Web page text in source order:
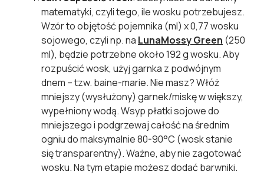
matematyki, czyli tego, ile wosku potrzebujesz.
Wzór to objętość pojemnika (ml) x 0,77 wosku
sojowego, czyli np. na LunaMossy Green (250
ml), będzie potrzebne około 192 g wosku. Aby
rozpuścić wosk, użyj garnka z podwójnym
dnem – tzw. baine-marie. Nie masz? Włóż
mniejszy (wysłużony) garnek/miskę w większy,
wypełniony wodą. Wsyp płatki sojowe do
mniejszego i podgrzewaj całość na średnim
ogniu do maksymalnie 80-90°C (wosk stanie
się transparentny). Ważne, aby nie zagotować
wosku. Na tym etapie możesz dodać barwniki.